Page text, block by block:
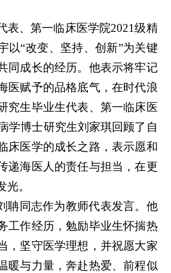
表、第一临床医学院2021级精
以“改变、坚持、创新”为关键
同成长的经历。他表示将牢记
医赋予的品格底气，在时代浪
究生毕业生代表、第一临床医
学博士研究生刘家琪回顾了自
床医学的成长之路，表示愿和
递海医人的责任与担当，在更
光。
聃同志作为教师代表发言。他
工作经历，勉励毕业生怀揣热
，坚守医学理想，并祝愿大家
暖与力量，奔赴热爱、前程似